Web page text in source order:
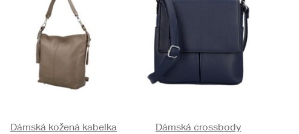
Dámská kožená kabelka
Dámská crossbody